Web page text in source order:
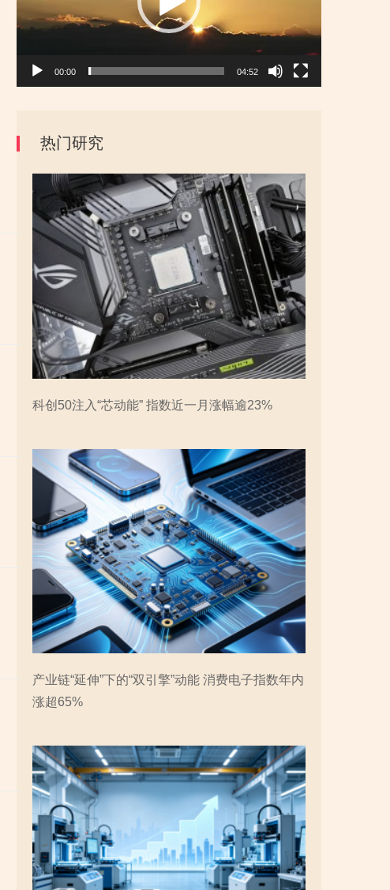
00:00 04:52
热门研究
科创50注入“芯动能” 指数近一月涨幅逾23%
产业链“延伸”下的“双引擎”动能 消费电子指数年内
涨超65%